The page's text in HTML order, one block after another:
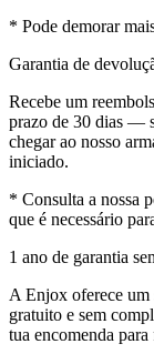
* Pode demorar
Garantia de
Recebe um
prazo de 30 dias —
chegar ao nosso
iniciado.
* Consulta a nossa
que é necessário
1 ano de garantia
A Enjox oferece um
gratuito e sem
tua encomenda